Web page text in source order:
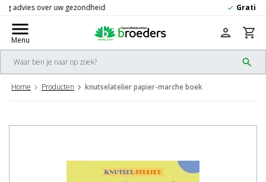
check Gratis
menu
Menu
search
person shopping_cart
Home Producten knutselatelier papier-marche boek